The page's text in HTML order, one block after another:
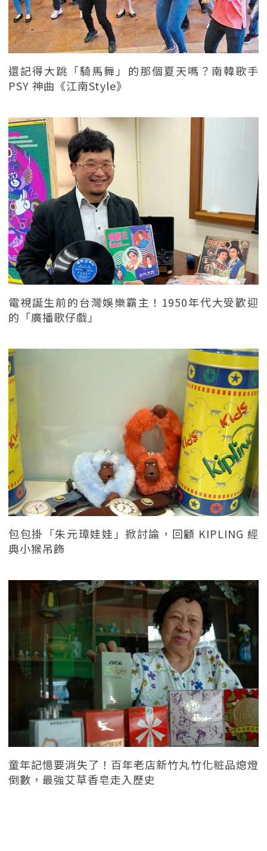
還記得大跳「騎馬舞」的那個夏天嗎？南韓歌手
PSY 神曲《江南Style》
電視誕生前的台灣娛樂霸主！1950年代大受歡迎
的「廣播歌仔戲」
包包掛「朱元璋娃娃」掀討論，回顧 KIPLING 經
典小猴吊飾
童年記憶要消失了！百年老店新竹丸竹化粧品熄燈
倒數，最強艾草香皂走入歷史